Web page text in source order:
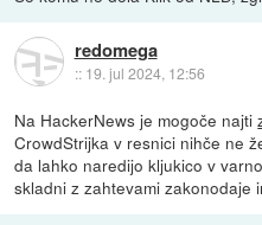
redomega
:: 19. jul 2024, 12:56
Na HackerNews je mogoče najti
CrowdStrijka v resnici nihče ne
da lahko naredijo kljukico v
skladni z zahtevami zakonodaje